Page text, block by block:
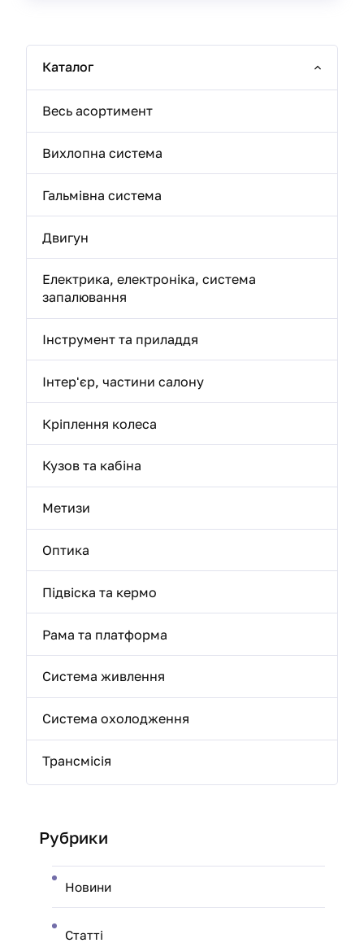
Каталог
Весь асортимент
Вихлопна система
Гальмівна система
Двигун
Електрика, електроніка, система
запалювання
Інструмент та приладдя
Інтер'єр, частини салону
Кріплення колеса
Кузов та кабіна
Метизи
Оптика
Підвіска та кермо
Рама та платформа
Система живлення
Система охолодження
Трансмісія
Рубрики
Новини
Статті